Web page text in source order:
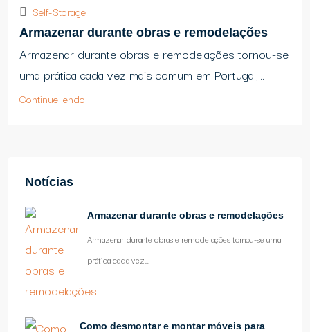
Self-Storage
Armazenar durante obras e remodelações
Armazenar durante obras e remodelações tornou-se
uma prática cada vez mais comum em Portugal,...
Continue lendo
Notícias
Armazenar durante obras e remodelações
Armazenar durante obras e remodelações tornou-se uma
prática cada vez…
Como desmontar e montar móveis para